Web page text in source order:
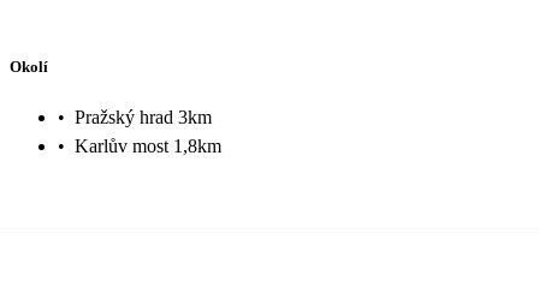
Okolí
• Pražský hrad 3km
• Karlův most 1,8km